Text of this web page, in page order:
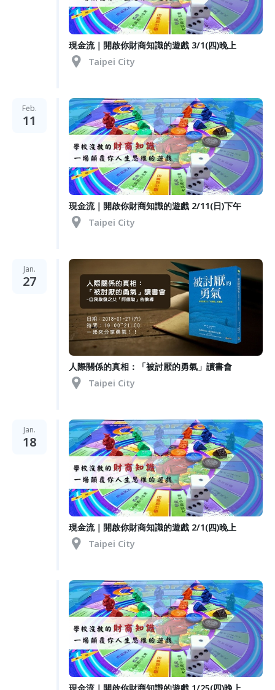
現金流｜開啟你財商知識的遊戲 3/1(四)晚上
Taipei City
Feb.
11
現金流｜開啟你財商知識的遊戲 2/11(日)下午
Taipei City
Jan.
27
人際關係的真相：「被討厭的勇氣」讀書會
Taipei City
Jan.
18
現金流｜開啟你財商知識的遊戲 2/1(四)晚上
Taipei City